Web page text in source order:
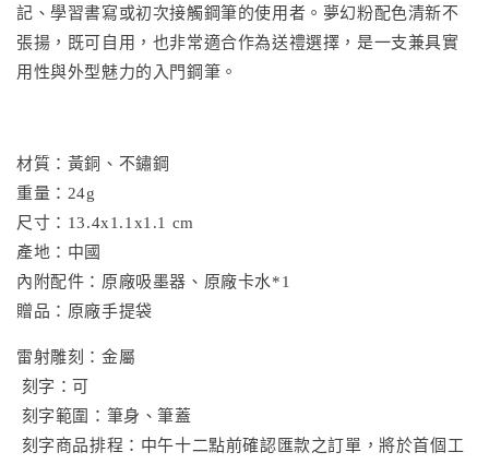
記、學習書寫或初次接觸鋼筆的使用者。夢幻粉配色清新不
張揚，既可自用，也非常適合作為送禮選擇，是一支兼具實
用性與外型魅力的入門鋼筆。
材質：黃銅、不鏽鋼
重量：24g
尺寸：13.4x1.1x1.1 cm
產地：中國
內附配件：原廠吸墨器、原廠卡水*1
贈品：原廠手提袋
雷射雕刻：金屬
刻字：可
刻字範圍：筆身、筆蓋
刻字商品排程：中午十二點前確認匯款之訂單，將於首個工